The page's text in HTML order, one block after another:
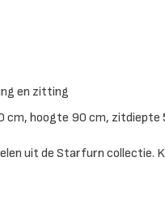
en zitting
cm, hoogte 90 cm, zitdiepte
uit de Starfurn collectie.